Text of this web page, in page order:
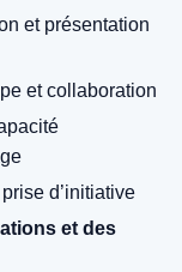
et présentation
et collaboration
d’initiative
et des